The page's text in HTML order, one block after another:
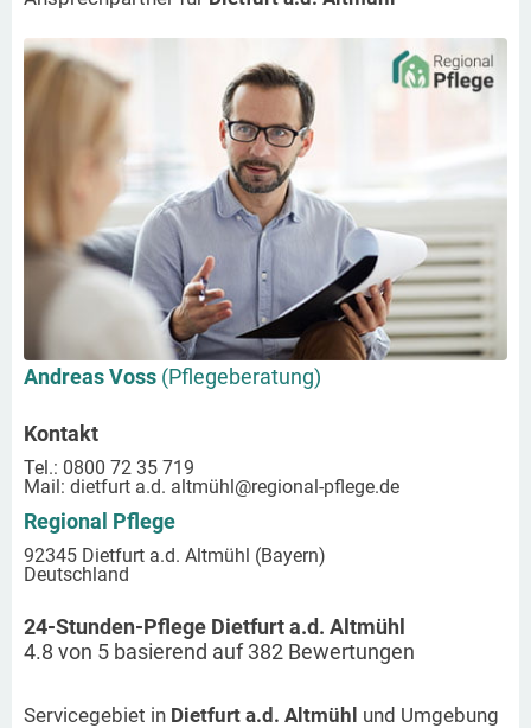
Andreas Voss (Pflegeberatung)
Kontakt
Tel.: 0800 72 35 719
Mail: dietfurt a.d. altmühl@regional-pflege.de
Regional Pflege
92345 Dietfurt a.d. Altmühl (Bayern)
Deutschland
24-Stunden-Pflege Dietfurt a.d. Altmühl
4.8 von 5 basierend auf382 Bewertungen
Servicegebiet in Dietfurt a.d. Altmühl und Umgebung